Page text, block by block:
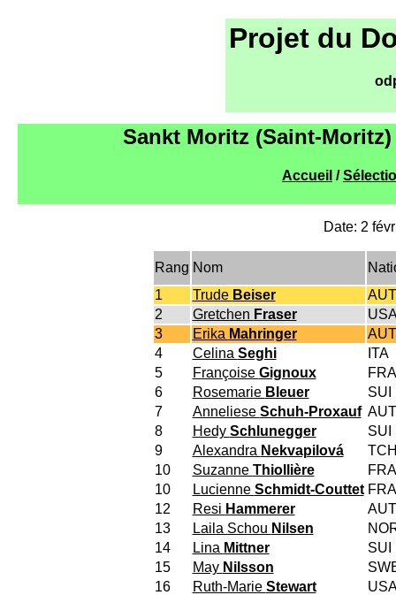
Projet du
Sankt Moritz (Saint-
Accueil /
Date: 2
Rang Nom
1
Trude Beiser
AUT
2
Gretchen Fraser
3
Erika Mahringer
AUT
4
Celina Seghi
ITA
5
Françoise Gignoux
FRA
6
Rosemarie Bleuer
SUI
7
Anneliese Schuh-Proxauf AUT
8
Hedy Schlunegger
SUI
9
Alexandra Nekvapilová
10
Suzanne Thiollière
FRA
10
Lucienne Schmidt-Couttet FRA
12
Resi Hammerer
AUT
13
Laila Schou Nilsen
14
Lina Mittner
SUI
15
May Nilsson
16
Ruth-Marie Stewart